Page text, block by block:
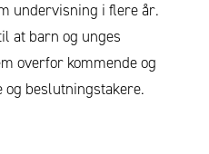
undervisning i flere år.
at barn og unges
overfor kommende og
beslutningstakere.